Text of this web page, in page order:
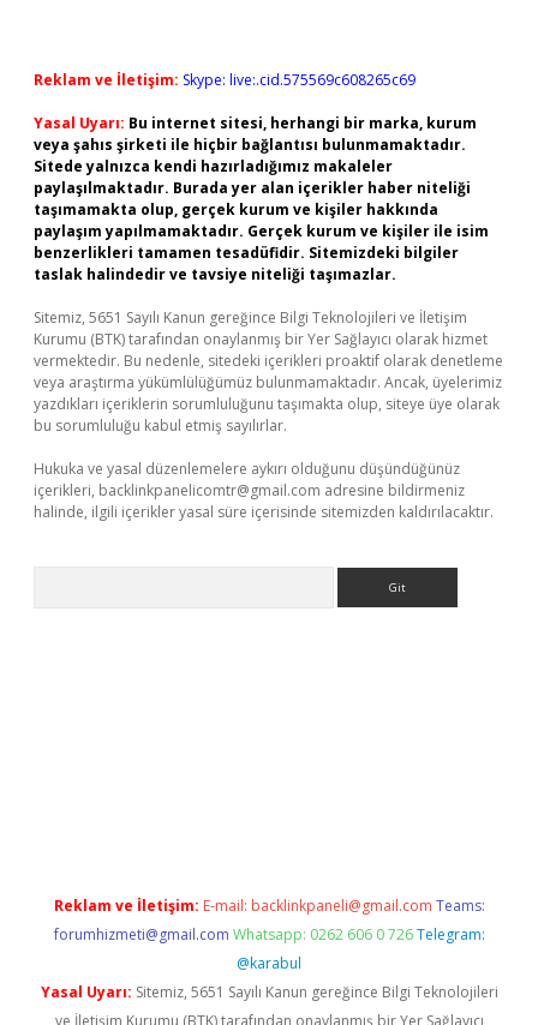
Reklam ve İletişim: Skype: live:.cid.575569c608265c69
Yasal Uyarı: Bu internet sitesi, herhangi bir marka, kurum
veya şahıs şirketi ile hiçbir bağlantısı bulunmamaktadır.
Sitede yalnızca kendi hazırladığımız makaleler
paylaşılmaktadır. Burada yer alan içerikler haber niteliği
taşımamakta olup, gerçek kurum ve kişiler hakkında
paylaşım yapılmamaktadır. Gerçek kurum ve kişiler ile isim
benzerlikleri tamamen tesadüfidir. Sitemizdeki bilgiler
taslak halindedir ve tavsiye niteliği taşımazlar.
Sitemiz, 5651 Sayılı Kanun gereğince Bilgi Teknolojileri ve İletişim
Kurumu (BTK) tarafından onaylanmış bir Yer Sağlayıcı olarak hizmet
vermektedir. Bu nedenle, sitedeki içerikleri proaktif olarak denetleme
veya araştırma yükümlülüğümüz bulunmamaktadır. Ancak, üyelerimiz
yazdıkları içeriklerin sorumluluğunu taşımakta olup, siteye üye olarak
bu sorumluluğu kabul etmiş sayılırlar.
Hukuka ve yasal düzenlemelere aykırı olduğunu düşündüğünüz
içerikleri, backlinkpanelicomtr@gmail.com adresine bildirmeniz
halinde, ilgili içerikler yasal süre içerisinde sitemizden kaldırılacaktır.
Reklam ve İletişim: E-mail: backlinkpaneli@gmail.com Teams:
forumhizmeti@gmail.com Whatsapp: 0262 606 0 726 Telegram:
@karabul
Yasal Uyarı: Sitemiz, 5651 Sayılı Kanun gereğince Bilgi Teknolojileri
ve İletişim Kurumu (BTK) tarafından onaylanmış bir Yer Sağlayıcı